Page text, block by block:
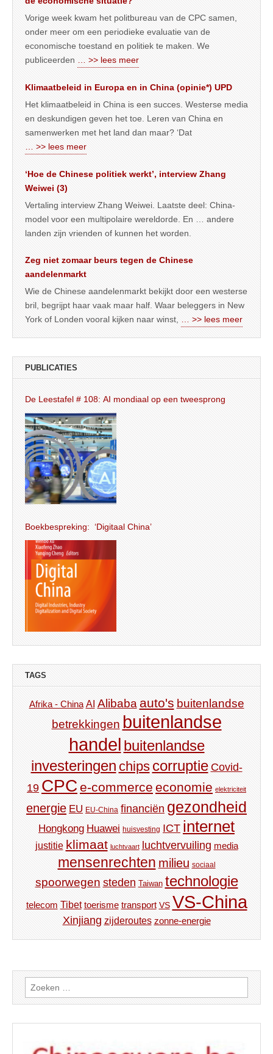
Vorige week kwam het politbureau van de CPC samen,
onder meer om een periodieke evaluatie van de
economische toestand en politiek te maken. We
publiceerden
… >> lees meer
Klimaatbeleid in Europa en in China (opinie*) UPD
Het klimaatbeleid in China is een succes. Westerse media
en deskundigen geven het toe. Leren van China en
samenwerken met het land dan maar? ‘Dat
… >> lees meer
‘Hoe de Chinese politiek werkt’, interview Zhang
Weiwei (3)
Vertaling interview Zhang Weiwei. Laatste deel: China-
model voor een multipolaire wereldorde. En … andere
landen zijn vrienden of kunnen het worden.
Zeg niet zomaar beurs tegen de Chinese
aandelenmarkt
Wie de Chinese aandelenmarkt bekijkt door een westerse
bril, begrijpt haar vaak maar half. Waar beleggers in New
York of Londen vooral kijken naar winst,
… >> lees meer
PUBLICATIES
De Leestafel # 108: AI mondiaal op een tweesprong
Boekbespreking: ‘Digitaal China’
TAGS
Afrika - China AI Alibaba auto's buitenlandse
betrekkingen buitenlandse
handel buitenlandse
investeringen chips corruptie Covid-
19 CPC e-commerce economie elektriciteit
energie EU EU-China financiën gezondheid
Hongkong Huawei huisvesting ICT internet
justitie klimaat luchtvaart luchtvervuiling media
mensenrechten milieu sociaal
spoorwegen steden Taiwan technologie
telecom Tibet toerisme transport VS VS-China
Xinjiang zijderoutes zonne-energie
Zoeken
naar: